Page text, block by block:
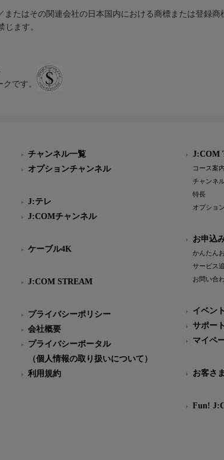
たはその関連会社の日本国内における商標または登録商
ます。
です。
チャンネル一覧
オプションチャンネル
J:テレ
J:COMチャンネル
ケーブル4K
J:COM STREAM
プライバシーポリシー
会社概要
プライバシーポータル
（個人情報の取り扱いについて）
利用規約
J:COM
コース案
チャンネ
特長
オプショ
お申込
かんたん
サービス
お問い合
イベン
サポー
マイペ
お客さ
Fun!